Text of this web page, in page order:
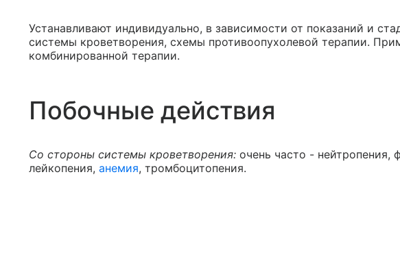
Устанавливают индивидуально, в зависимости от показаний и
системы кроветворения, схемы противоопухолевой терапии.
комбинированной терапии.
Побочные действия
Со стороны системы кроветворения: очень часто - нейтропения,
лейкопения, анемия, тромбоцитопения.